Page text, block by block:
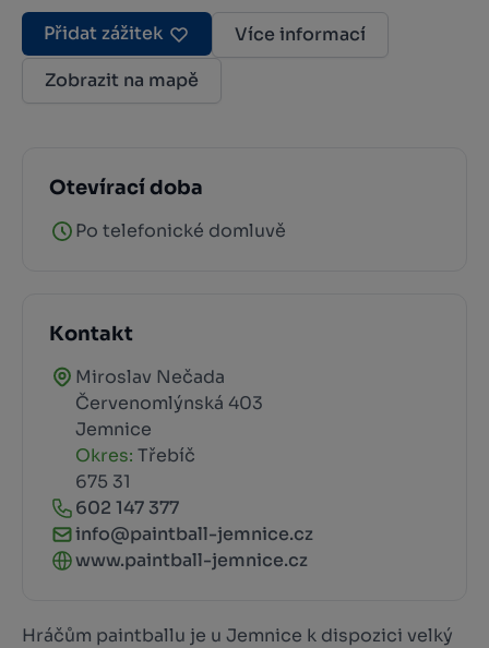
Přidat zážitek
Více informací
Zobrazit na mapě
Otevírací doba
Po telefonické domluvě
Kontakt
Miroslav Nečada
Červenomlýnská 403
Jemnice
Okres: Třebíč
675 31
602 147 377
info@paintball-jemnice.cz
www.paintball-jemnice.cz
Hráčům paintballu je u Jemnice k dispozici velký